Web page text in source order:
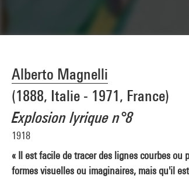
Alberto Magnelli
(1888, Italie - 1971, France)
Explosion lyrique n°8
1918
« Il est facile de tracer des lignes courbes ou
formes visuelles ou imaginaires, mais qu'il